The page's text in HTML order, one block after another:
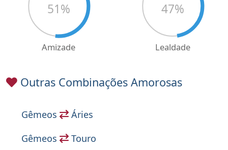
Amizade
51%
Lealdade
47%
Outras Combinações Amorosas
Gêmeos
Áries
Gêmeos
Touro